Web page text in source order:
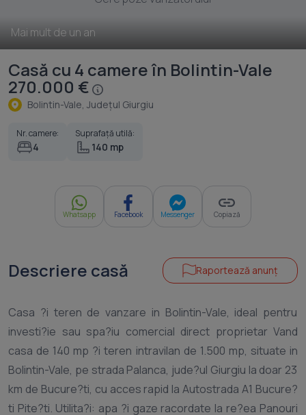
Mai mult de un an
Casă cu 4 camere în Bolintin-Vale
270.000 €
Bolintin-Vale, Judeţul Giurgiu
Nr. camere:
4
Suprafață utilă:
140 mp
Whatsapp Facebook Messenger Copiază
Descriere casă Raportează anunț
Casa ?i teren de vanzare in Bolintin-Vale, ideal pentru
investi?ie sau spa?iu comercial direct proprietar Vand
casa de 140 mp ?i teren intravilan de 1.500 mp, situate in
Bolintin-Vale, pe strada Palanca, jude?ul Giurgiu la doar 23
km de Bucure?ti, cu acces rapid la Autostrada A1 Bucure?
ti Pite?ti. Utilita?i: apa ?i gaze racordate la re?ea Panouri